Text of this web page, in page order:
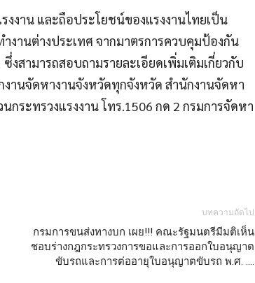
งงาน และถือประโยชน์ของแรงงานไทยเป็น
งานต่างประเทศ จากมาตรการควบคุมป้องกัน
สามารถสอบถามรายละเอียดเพิ่มเติมเกี่ยวกับ
งานจัดหางานจังหวัดทุกจังหวัด สำนักงานจัดหา
ระทรวงแรงงาน โทร.1506 กด 2 กรมการจัดหา
บทความถัดไป
กรมการขนส่งทางบก เผย!!! คณะรัฐมนตรีมีมติเห็น
ชอบร่างกฎกระทรวงการขอและการออกใบอนุญาต
ขับรถและการต่ออายุใบอนุญาตขับรถ พ.ศ. ….